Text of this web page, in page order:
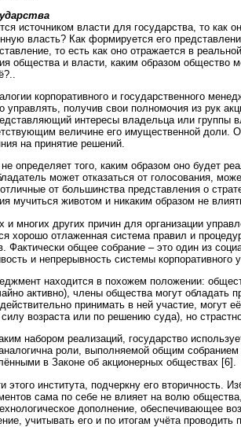
источником власти для государства, то как
власть? Как формируется его
то есть как оно отражается в
общества и власти, каким образом общество
корпоративного и государственного
управлять, получив свои полномочия из рук
интересы владельца или группы
величине его имущественной доли.
на принятие решений.
определяет того, каким образом оно будет
может отказаться от голосования,
от большинства представления о
мучиться животом и никаким образом не
и многих других причин для организации
хорошо отлаженная система правил и
Фактически общее собрание – это один из
и непрерывность системы корпоративного
находится в похожем положении:
активно), члены общества могут обладать
принимать в ней участие, могут
возраста или по решению суда), но
набором реализаций, государство
роли, выполняемой общим
в Законе об акционерных обществах [6].
этого института, подчеркну его вторичность.
сама по себе не влияет на волю
дополнение, обеспечивающее
учитывать его и по итогам учёта проводить